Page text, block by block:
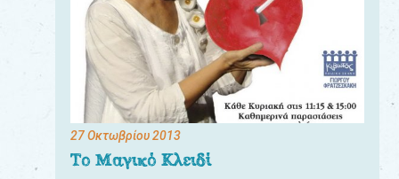
27 Οκτωβρίου 2013
Το Μαγικό Κλειδί